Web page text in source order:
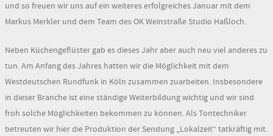
und so freuen wir uns auf ein weiteres erfolgreiches Januar mit dem
Markus Merkler und dem Team des OK Weinstraße Studio Haßloch.
Neben Küchengeflüster gab es dieses Jahr aber auch neu viel anderes zu
tun. Am Anfang des Jahres hatten wir die Möglichkeit mit dem
Westdeutschen Rundfunk in Köln zusammen zuarbeiten. Insbesondere
in dieser Branche ist eine ständige Weiterbildung wichtig und wir sind
froh solche Möglichkeiten bekommen zu können. Als Tontechniker
betreuten wir hier die Produktion der Sendung „Lokalzeit“ tatkräftig mit.